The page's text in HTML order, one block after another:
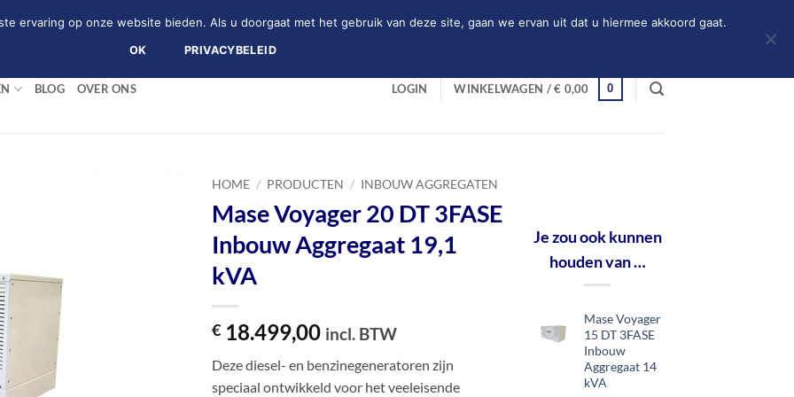
(+31)0226-753742
BLOG OVER ONS LOGIN WINKELWAGEN /€ 0,00 0
HOME / PRODUCTEN / INBOUW AGGREGATEN
Mase Voyager 20 DT 3FASE
Inbouw Aggregaat 19,1
kVA
€ 18.499,00 incl. BTW
Deze diesel- en benzinegeneratoren zijn
speciaal ontwikkeld voor het veeleisende
Je zou ook kunnen
houden van …
Mase Voyager
15 DT 3FASE
Inbouw
Aggregaat 14
kVA
ervaring op onze website bieden. Als u doorgaat met het gebruik van deze site, gaan we ervan uit dat u hiermee akkoord gaat.
OK PRIVACYBELEID